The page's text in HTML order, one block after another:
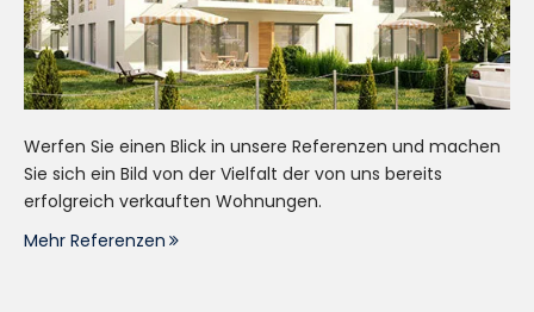
Werfen Sie einen Blick in unsere Referenzen und machen
Sie sich ein Bild von der Vielfalt der von uns bereits
erfolgreich verkauften Wohnungen.
Mehr Referenzen